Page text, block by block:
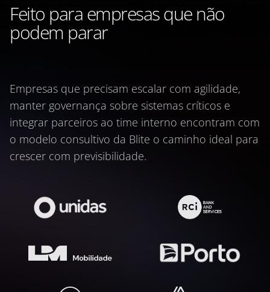
Feito para empresas que não
podem parar
Empresas que precisam escalar com agilidade,
manter governança sobre sistemas críticos e
integrar parceiros ao time interno encontram com
o modelo consultivo da Blite o caminho ideal para
crescer com previsibilidade.